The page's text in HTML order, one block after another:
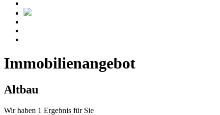
Immobilien­angebot
Altbau
Wir haben 1 Ergebnis für Sie